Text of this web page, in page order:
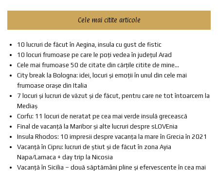
Cele mai citite articole
10 lucruri de făcut în Aegina, insula cu gust de fistic
10 locuri frumoase pe care le poți vedea în județul Arad
Cele mai frumoase 50 de citate din cărțile citite de mine...
City break la Bologna: idei, locuri și emoții în unul din cele mai
frumoase orașe din Italia
7 locuri și lucruri de văzut și de făcut, pentru care ne tot întoarcem la
Mediaș
Corfu: 11 locuri de neratat pe cea mai verde insulă grecească
Final de vacanță la Maribor și alte lucruri despre sLOVEnia
Insula Rhodos: 10 impresii despre vacanța la mare în Grecia în 2021
Vacanță în Cipru: lucruri de știut și de făcut în zona Ayia
Napa/Larnaca + day trip la Nicosia
Vacanță în Sicilia – două săptămâni pline și efervescente în cea mai